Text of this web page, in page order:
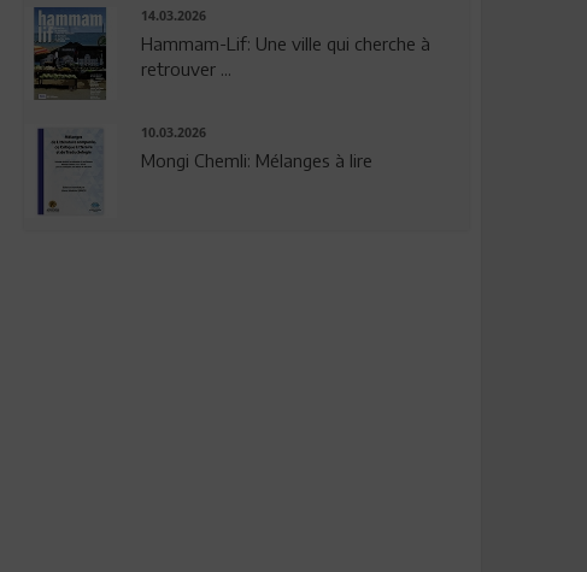
14.03.2026
Hammam-Lif: Une ville qui cherche à
retrouver ...
10.03.2026
Mongi Chemli: Mélanges à lire